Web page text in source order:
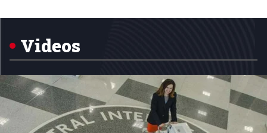
1
Videos